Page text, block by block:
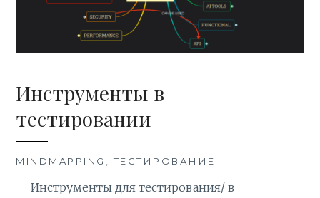
Инструменты в
тестировании
MINDMAPPING ,ТЕСТИРОВАНИЕ
Инструменты для тестирования/ в